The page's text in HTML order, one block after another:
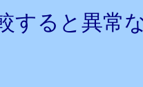
すると異常